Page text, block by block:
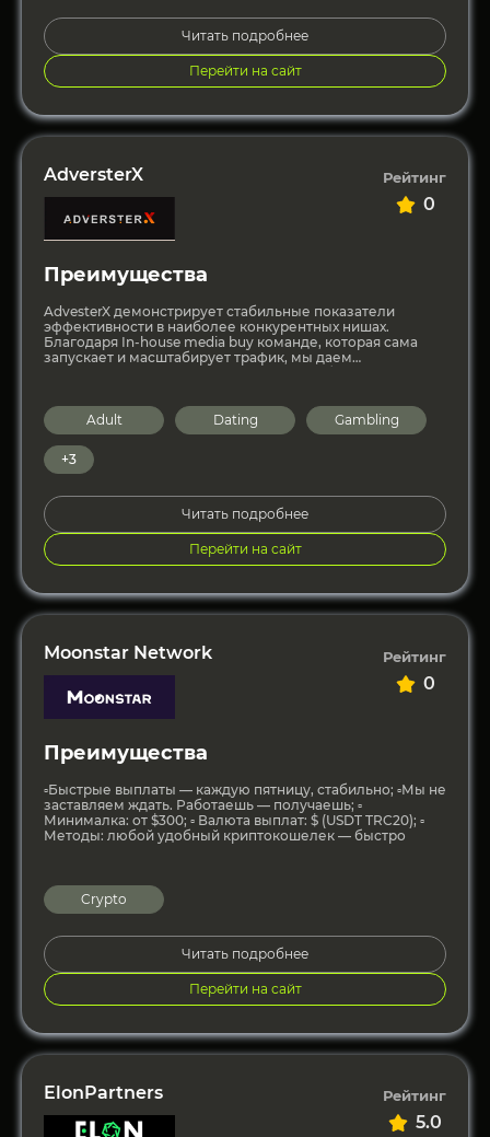
Читать подробнее
Перейти на сайт
AdversterX Рейтинг
0
Преимущества
AdvesterX демонстрирует стабильные показатели
эффективности в наиболее конкурентных нишах.
Благодаря In-house media buy команде, которая сама
запускает и масштабирует трафик, мы даем
возможность нашим партнерам масштабироваться
Adult
Dating Gambling
+3
Читать подробнее
Перейти на сайт
Moonstar Network Рейтинг
0
Преимущества
▫️Быстрые выплаты — каждую пятницу, стабильно; ▫️Мы не
заставляем ждать. Работаешь — получаешь; ▫️
Минималка: от $300; ▫️ Валюта выплат: $ (USDT TRC20); ▫️
Методы: любой удобный криптокошелек — быстро
Crypto
Читать подробнее
Перейти на сайт
ElonPartners Рейтинг
5.0